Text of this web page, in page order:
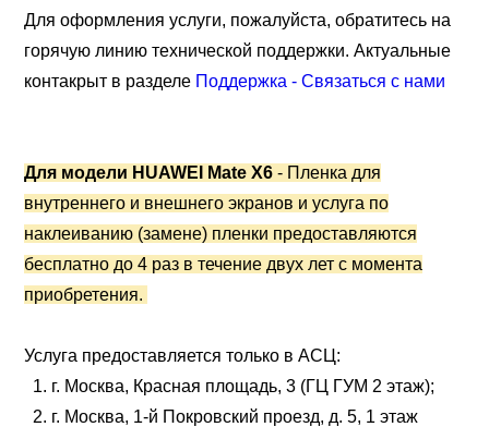
Для оформления услуги, пожалуйста, обратитесь на
горячую линию технической поддержки. Актуальные
контакрыт в разделе Поддержка - Связаться с нами
Для модели HUAWEI Mate X6- Пленка для
внутреннего и внешнего экранов и услуга по
наклеиванию (замене) пленки предоставляются
бесплатно до 4 раз в течение двух лет с момента
приобретения.
Услуга предоставляется только в АСЦ:
г. Москва, Красная площадь, 3 (ГЦ ГУМ 2 этаж);
г. Москва, 1-й Покровский проезд, д. 5, 1 этаж